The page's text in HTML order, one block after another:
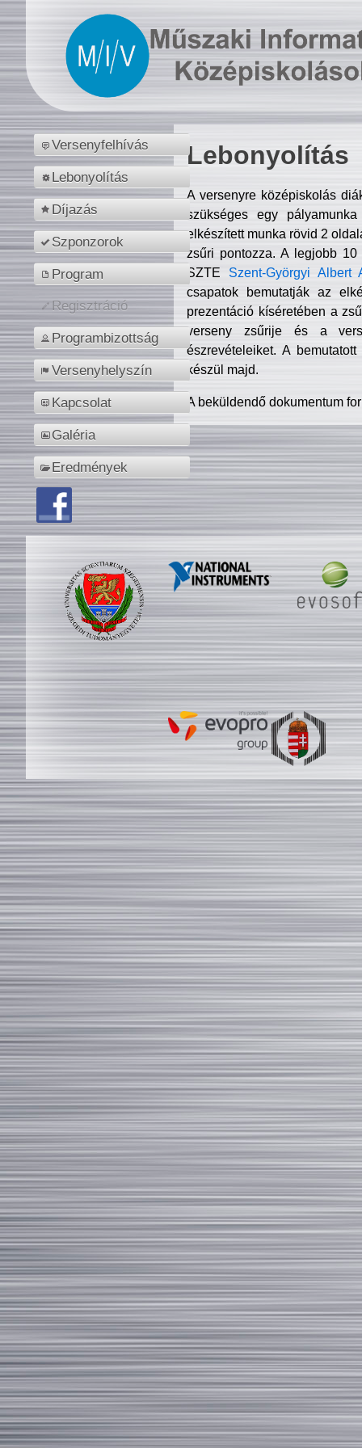
Versenyfelhívás
Lebonyolítás
Díjazás
Szponzorok
Program
Regisztráció
Programbizottság
Versenyhelyszín
Kapcsolat
Galéria
Eredmények
Lebonyolítás
A versenyre középiskolás
szükséges egy
elkészített munka rövid 2
zsűri pontozza. A legjobb
SZTE Szent-Györgyi Albert
csapatok bemutatják az
prezentáció kíséretében a
verseny zsűrije és a
észrevételeiket. A
készül majd.
A beküldendő dokumentum